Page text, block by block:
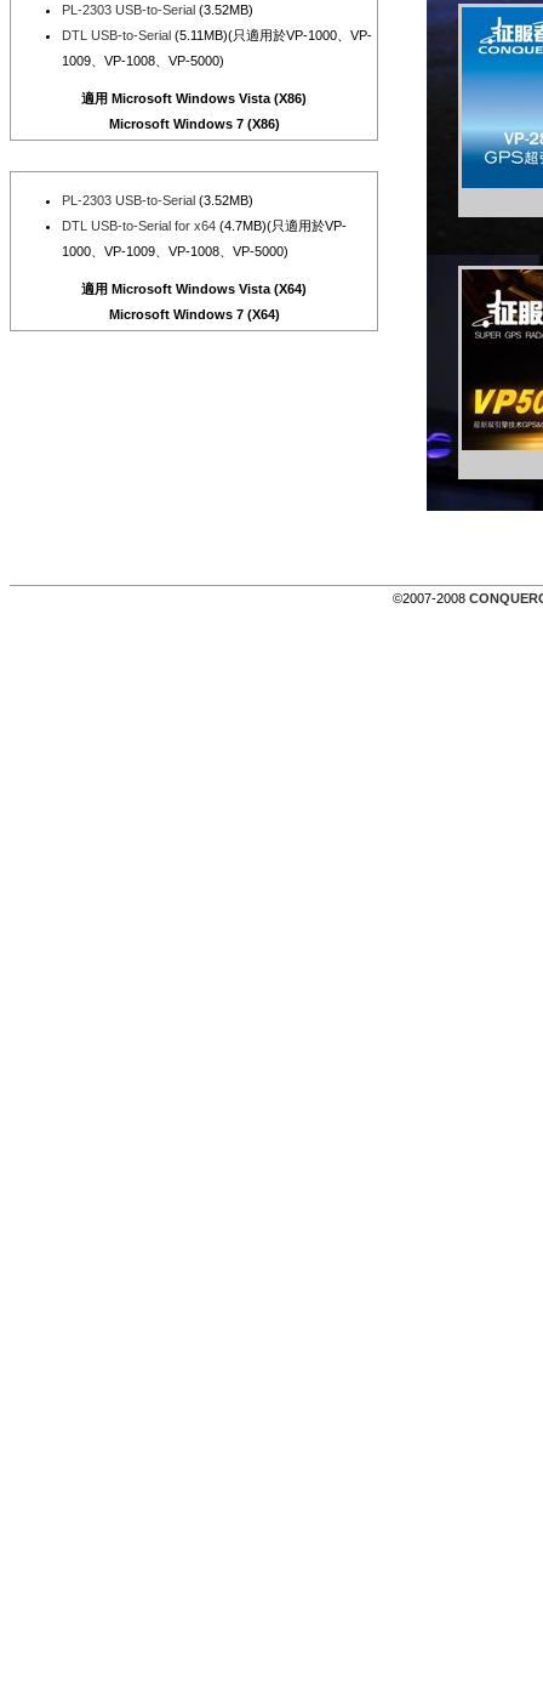
PL-2303 USB-to-Serial (3.52MB)
DTL USB-to-Serial (5.11MB)(只適用於VP-1000、VP-
1009、VP-1008、VP-5000)
適用 Microsoft Windows Vista (X86)
Microsoft Windows 7 (X86)
PL-2303 USB-to-Serial (3.52MB)
DTL USB-to-Serial for x64 (4.7MB)(只適用於VP-
1000、VP-1009、VP-1008、VP-5000)
適用 Microsoft Windows Vista (X64)
Microsoft Windows 7 (X64)
©2007-2008